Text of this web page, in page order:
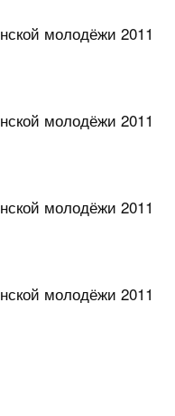
молодёжи 2011
молодёжи 2011
молодёжи 2011
молодёжи 2011